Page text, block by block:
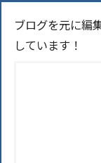
ブログを元に編
しています！